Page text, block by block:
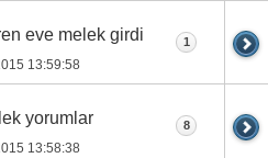
eve melek girdi
13:59:58
1
yorumlar
13:58:38
8